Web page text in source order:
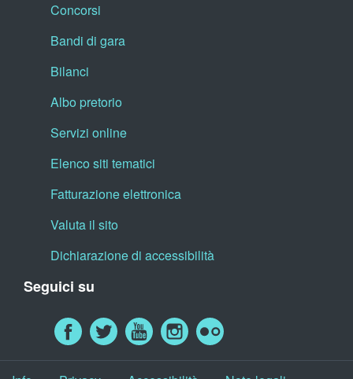
Concorsi
Bandi di gara
Bilanci
Albo pretorio
Servizi online
Elenco siti tematici
Fatturazione elettronica
Valuta il sito
Dichiarazione di accessibilità
Seguici su